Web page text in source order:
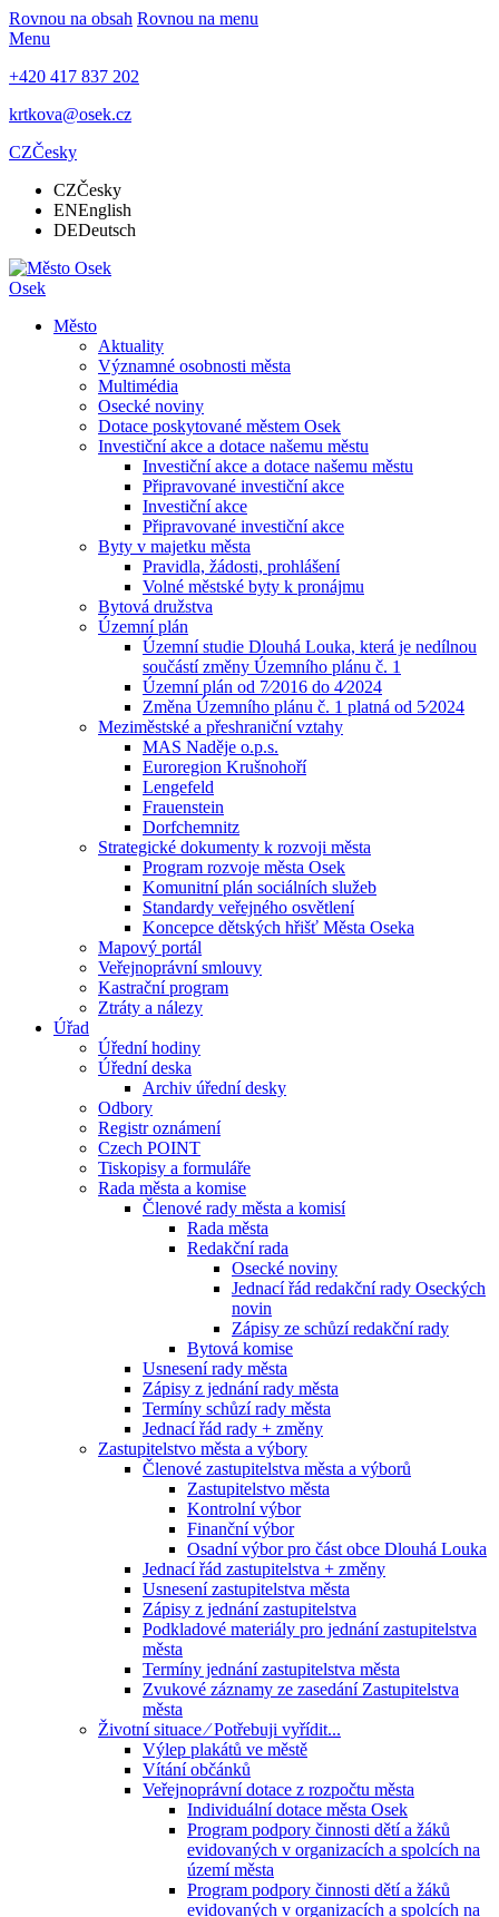
Rovnou na obsah Rovnou na menu
Menu
+420 417 837 202
krtkova@osek.cz
CZČesky
CZČesky
ENEnglish
DEDeutsch
Osek
Město
Aktuality
Významné osobnosti města
Multimédia
Osecké noviny
Dotace poskytované městem Osek
Investiční akce a dotace našemu městu
Investiční akce a dotace našemu městu
Připravované investiční akce
Investiční akce
Připravované investiční akce
Byty v majetku města
Pravidla, žádosti, prohlášení
Volné městské byty k pronájmu
Bytová družstva
Územní plán
Územní studie Dlouhá Louka, která je nedílnou
součástí změny Územního plánu č. 1
Územní plán od 7⁄2016 do 4⁄2024
Změna Územního plánu č. 1 platná od 5⁄2024
Meziměstské a přeshraniční vztahy
MAS Naděje o.p.s.
Euroregion Krušnohoří
Lengefeld
Frauenstein
Dorfchemnitz
Strategické dokumenty k rozvoji města
Program rozvoje města Osek
Komunitní plán sociálních služeb
Standardy veřejného osvětlení
Koncepce dětských hřišť Města Oseka
Mapový portál
Veřejnoprávní smlouvy
Kastrační program
Ztráty a nálezy
Úřad
Úřední hodiny
Úřední deska
Archiv úřední desky
Odbory
Registr oznámení
Czech POINT
Tiskopisy a formuláře
Rada města a komise
Členové rady města a komisí
Rada města
Redakční rada
Osecké noviny
Jednací řád redakční rady Oseckých
novin
Zápisy ze schůzí redakční rady
Bytová komise
Usnesení rady města
Zápisy z jednání rady města
Termíny schůzí rady města
Jednací řád rady + změny
Zastupitelstvo města a výbory
Členové zastupitelstva města a výborů
Zastupitelstvo města
Kontrolní výbor
Finanční výbor
Osadní výbor pro část obce Dlouhá Louka
Jednací řád zastupitelstva + změny
Usnesení zastupitelstva města
Zápisy z jednání zastupitelstva
Podkladové materiály pro jednání zastupitelstva
města
Termíny jednání zastupitelstva města
Zvukové záznamy ze zasedání Zastupitelstva
města
Životní situace ⁄ Potřebuji vyřídit...
Výlep plakátů ve městě
Vítání občánků
Veřejnoprávní dotace z rozpočtu města
Individuální dotace města Osek
Program podpory činnosti dětí a žáků
evidovaných v organizacích a spolcích na
území města
Program podpory činnosti dětí a žáků
evidovaných v organizacích a spolcích na